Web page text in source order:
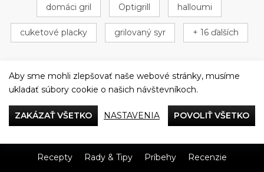
domáci gril Optigrill halloumi
cuketové placky grilovaný syr + 16 ďalších
Večeriame společne
Recepty Rady & Tipy Príbehy Recenzie
Aby sme mohli zlepšovať naše webové stránky, musíme
ukladať súbory cookie o našich návštevníkoch.
ZAKÁZAŤ VŠETKO NASTAVENIA POVOLIŤ VŠETKO